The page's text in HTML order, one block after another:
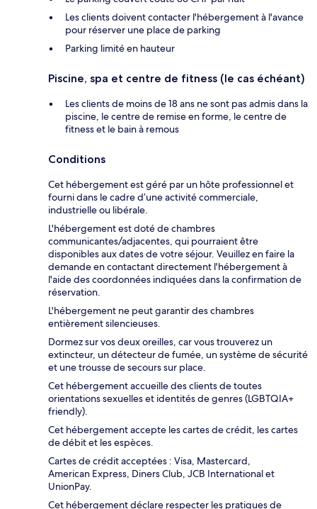
Les clients doivent contacter l'hébergement à l'avance
pour réserver une place de parking
Parking limité en hauteur
Piscine, spa et centre de fitness (le cas échéant)
Les clients de moins de 18 ans ne sont pas admis dans la
piscine, le centre de remise en forme, le centre de
fitness et le bain à remous
Conditions
Cet hébergement est géré par un hôte professionnel et
fourni dans le cadre d’une activité commerciale,
industrielle ou libérale.
L'hébergement est doté de chambres
communicantes/adjacentes, qui pourraient être
disponibles aux dates de votre séjour. Veuillez en faire la
demande en contactant directement l'hébergement à
l'aide des coordonnées indiquées dans la confirmation de
réservation.
L'hébergement ne peut garantir des chambres
entièrement silencieuses.
Dormez sur vos deux oreilles, car vous trouverez un
extincteur, un détecteur de fumée, un système de sécurité
et une trousse de secours sur place.
Cet hébergement accueille des clients de toutes
orientations sexuelles et identités de genres (LGBTQIA+
friendly).
Cet hébergement accepte les cartes de crédit, les cartes
de débit et les espèces.
Cartes de crédit acceptées : Visa, Mastercard,
American Express, Diners Club, JCB International et
UnionPay.
Cet hébergement déclare respecter les pratiques de